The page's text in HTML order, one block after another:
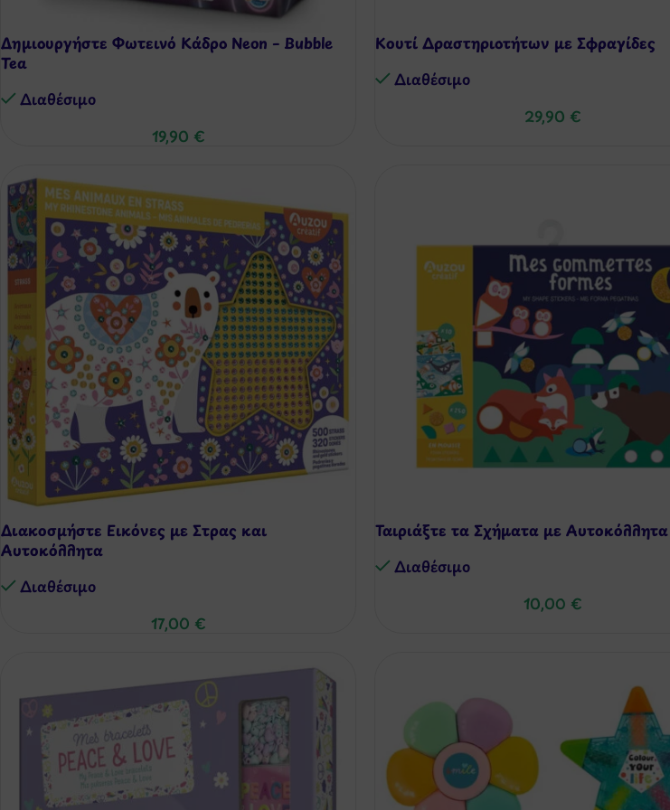
Δημιουργήστε Φωτεινό Κάδρο Neon – Bubble
Tea
Διαθέσιμo
19,90 €
Κουτί Δραστηριοτήτων με Σφραγίδες
Διαθέσιμo
29,90 €
Διακοσμήστε Εικόνες με Στρας και
Αυτοκόλλητα
Διαθέσιμo
17,00 €
Ταιριάξτε τα Σχήματα με Αυτοκόλλητα
Διαθέσιμo
10,00 €